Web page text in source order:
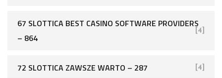
67 SLOTTICA BEST CASINO SOFTWARE PROVIDERS
– 864
[4]
72 SLOTTICA ZAWSZE WARTO – 287 [4]